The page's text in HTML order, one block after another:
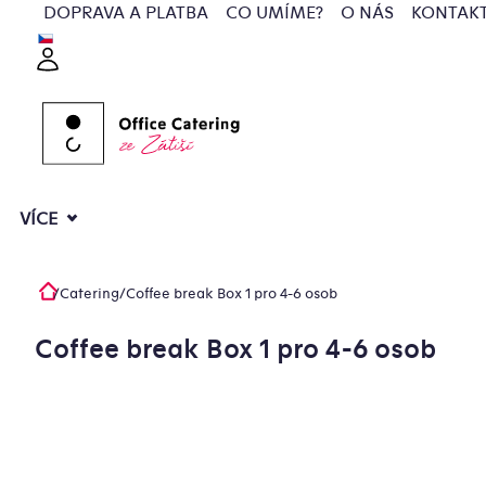
obsah
DOPRAVA A PLATBA CO UMÍME? O NÁS
VÍCE
Domů
/Catering/Coffee break Box 1 pro 4-6 osob
Coffee break Box 1 pro 4-6 osob